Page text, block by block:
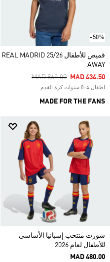
-50%
قميص للأطفال REAL MADRID 25/26
AWAY
Price Reduced From
MAD 869.00ToMAD 434.50
اطفال 4-8 سنوات كرة القدم
MADE FOR THE FANS
شورت منتخب إسبانيا الأساسي
للأطفال لعام 2026
MAD 480.00